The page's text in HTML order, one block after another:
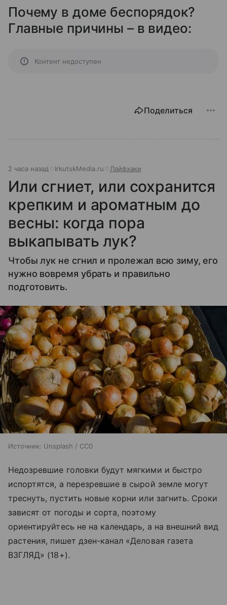
Почему в доме беспорядок?
Главные причины – в видео:
Контент недоступен
Поделиться
2 часа назад IrkutskMedia.ru Лайфхаки
Или сгниет, или сохранится
крепким и ароматным до
весны: когда пора
выкапывать лук?
Чтобы лук не сгнил и пролежал всю зиму, его
нужно вовремя убрать и правильно
подготовить.
Источник: Unsplash / CC0
Недозревшие головки будут мягкими и быстро
испортятся, а перезревшие в сырой земле могут
треснуть, пустить новые корни или загнить. Сроки
зависят от погоды и сорта, поэтому
ориентируйтесь не на календарь, а на внешний вид
растения, пишет дзен-канал «Деловая газета
ВЗГЛЯД» (18+).